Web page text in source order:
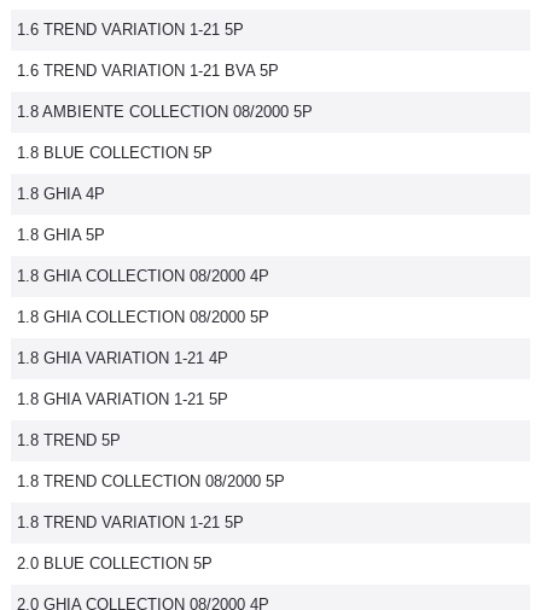
1.6 TREND VARIATION 1-21 5P
1.6 TREND VARIATION 1-21 BVA 5P
1.8 AMBIENTE COLLECTION 08/2000 5P
1.8 BLUE COLLECTION 5P
1.8 GHIA 4P
1.8 GHIA 5P
1.8 GHIA COLLECTION 08/2000 4P
1.8 GHIA COLLECTION 08/2000 5P
1.8 GHIA VARIATION 1-21 4P
1.8 GHIA VARIATION 1-21 5P
1.8 TREND 5P
1.8 TREND COLLECTION 08/2000 5P
1.8 TREND VARIATION 1-21 5P
2.0 BLUE COLLECTION 5P
2.0 GHIA COLLECTION 08/2000 4P